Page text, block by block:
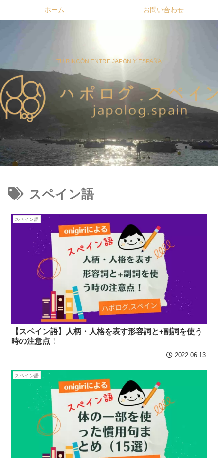
TU RINCÓN ENTRE JAPÓN Y ESPAÑA
ホーム お問い合わせ
スペイン語
スペイン語
【スペイン語】人柄・人格を表す形容詞と+副詞を使う
時の注意点！
2022.06.13
スペイン語